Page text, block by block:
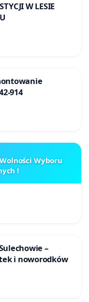
W LESIE
914
Wyboru
!
–
i noworodków